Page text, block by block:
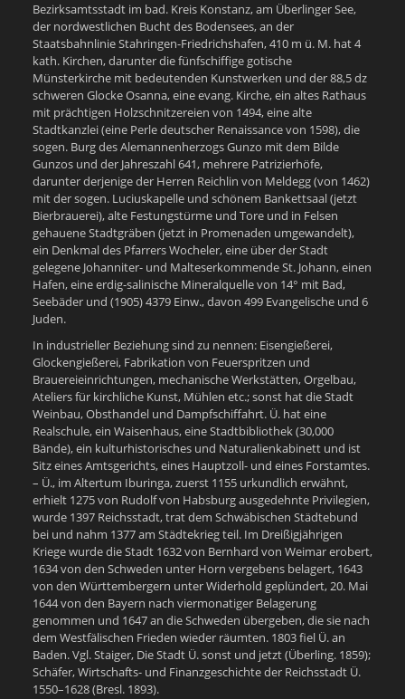
Bezirksamtsstadt im bad. Kreis Konstanz, am Überlinger See,
der nordwestlichen Bucht des Bodensees, an der
Staatsbahnlinie Stahringen-Friedrichshafen, 410 m ü. M. hat 4
kath. Kirchen, darunter die fünfschiffige gotische
Münsterkirche mit bedeutenden Kunstwerken und der 88,5 dz
schweren Glocke Osanna, eine evang. Kirche, ein altes Rathaus
mit prächtigen Holzschnitzereien von 1494, eine alte
Stadtkanzlei (eine Perle deutscher Renaissance von 1598), die
sogen. Burg des Alemannenherzogs Gunzo mit dem Bilde
Gunzos und der Jahreszahl 641, mehrere Patrizierhöfe,
darunter derjenige der Herren Reichlin von Meldegg (von 1462)
mit der sogen. Luciuskapelle und schönem Bankettsaal (jetzt
Bierbrauerei), alte Festungstürme und Tore und in Felsen
gehauene Stadtgräben (jetzt in Promenaden umgewandelt),
ein Denkmal des Pfarrers Wocheler, eine über der Stadt
gelegene Johanniter- und Malteserkommende St. Johann, einen
Hafen, eine erdig-salinische Mineralquelle von 14° mit Bad,
Seebäder und (1905) 4379 Einw., davon 499 Evangelische und 6
Juden.
In industrieller Beziehung sind zu nennen: Eisengießerei,
Glockengießerei, Fabrikation von Feuerspritzen und
Brauereieinrichtungen, mechanische Werkstätten, Orgelbau,
Ateliers für kirchliche Kunst, Mühlen etc.; sonst hat die Stadt
Weinbau, Obsthandel und Dampfschiffahrt. Ü. hat eine
Realschule, ein Waisenhaus, eine Stadtbibliothek (30,000
Bände), ein kulturhistorisches und Naturalienkabinett und ist
Sitz eines Amtsgerichts, eines Hauptzoll- und eines Forstamtes.
– Ü., im Altertum Iburinga, zuerst 1155 urkundlich erwähnt,
erhielt 1275 von Rudolf von Habsburg ausgedehnte Privilegien,
wurde 1397 Reichsstadt, trat dem Schwäbischen Städtebund
bei und nahm 1377 am Städtekrieg teil. Im Dreißigjährigen
Kriege wurde die Stadt 1632 von Bernhard von Weimar erobert,
1634 von den Schweden unter Horn vergebens belagert, 1643
von den Württembergern unter Widerhold geplündert, 20. Mai
1644 von den Bayern nach viermonatiger Belagerung
genommen und 1647 an die Schweden übergeben, die sie nach
dem Westfälischen Frieden wieder räumten. 1803 fiel Ü. an
Baden. Vgl. Staiger, Die Stadt Ü. sonst und jetzt (Überling. 1859);
Schäfer, Wirtschafts- und Finanzgeschichte der Reichsstadt Ü.
1550–1628 (Bresl. 1893).